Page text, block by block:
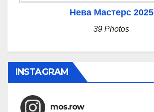
Нева Мастерс 2025
39 Photos
INSTAGRAM
mos.row